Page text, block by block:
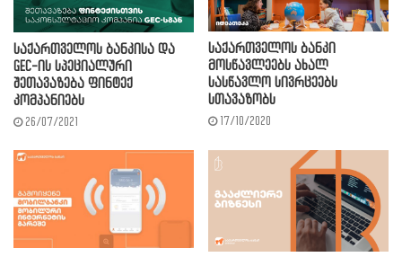
საქართველოს ბანკისა და
GEC-ის სპეციალური
შეთავაზება ფინტექ
კომპანიებს
26/07/2021
საქართველოს ბანკი
მოსწავლეებს ახალ
სასწავლო სივრცეებს
სთავაზობს
17/10/2020